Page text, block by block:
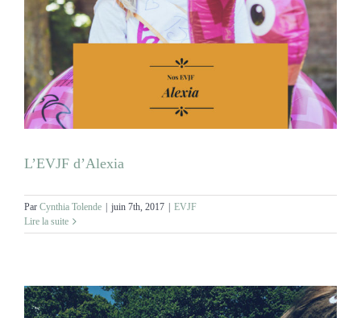
L’EVJF d’Alexia
Par Cynthia Tolende | juin 7th, 2017 | EVJF
Lire la suite